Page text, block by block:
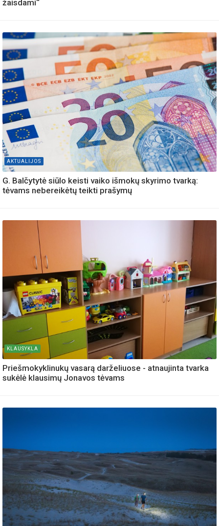
žaisdami“
AKTUALIJOS
G. Balčytytė siūlo keisti vaiko išmokų skyrimo tvarką:
tėvams nebereikėtų teikti prašymų
KLAUSYKLA
Priešmokyklinukų vasarą darželiuose - atnaujinta tvarka
sukėlė klausimų Jonavos tėvams